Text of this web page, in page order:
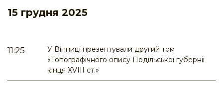
15 грудня 2025
11:25
У Вінниці презентували другий том
«Топографічного опису Подільської губернії
кінця ХVІІІ ст.»